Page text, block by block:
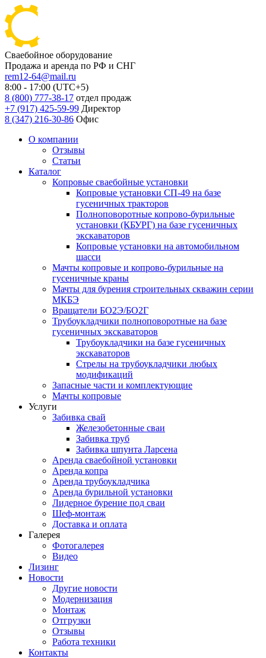
Сваебойное оборудование
Продажа и аренда по РФ и СНГ
rem12-64@mail.ru
8:00 - 17:00 (UTC+5)
8 (800) 777-38-17 отдел продаж
+7 (917) 425-59-99 Директор
8 (347) 216-30-86 Офис
О компании
Отзывы
Статьи
Каталог
Копровые сваебойные установки
Копровые установки СП-49 на базе
гусеничных тракторов
Полноповоротные копрово-бурильные
установки (КБУРГ) на базе гусеничных
экскаваторов
Копровые установки на автомобильном
шасси
Мачты копровые и копрово-бурильные на
гусеничные краны
Мачты для бурения строительных скважин серии
МКБЭ
Вращатели БО2Э/БО2Г
Трубоукладчики полноповоротные на базе
гусеничных экскаваторов
Трубоукладчики на базе гусеничных
экскаваторов
Стрелы на трубоукладчики любых
модификаций
Запасные части и комплектующие
Мачты копровые
Услуги
Забивка свай
Железобетонные сваи
Забивка труб
Забивка шпунта Ларсена
Аренда сваебойной установки
Аренда копра
Аренда трубоукладчика
Аренда бурильной установки
Лидерное бурение под сваи
Шеф-монтаж
Доставка и оплата
Галерея
Фотогалерея
Видео
Лизинг
Новости
Другие новости
Модернизация
Монтаж
Отгрузки
Отзывы
Работа техники
Контакты